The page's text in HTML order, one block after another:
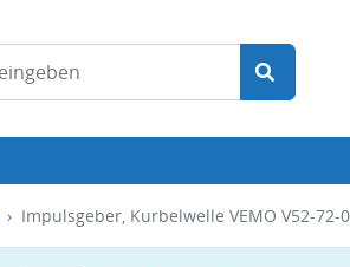
Impulsgeber, Kurbelwelle VEMO V52-